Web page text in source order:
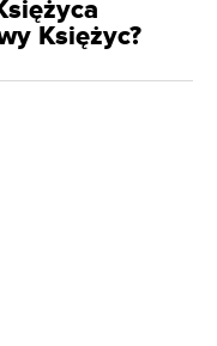
Księżyc?